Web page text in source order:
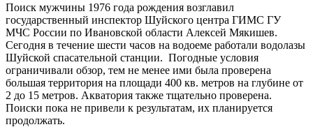
Поиск мужчины 1976 года рождения возглавил
государственный инспектор Шуйского центра ГИМС ГУ
МЧС России по Ивановской области Алексей Мякишев.
Сегодня в течение шести часов на водоеме работали водолазы
Шуйской спасательной станции. Погодные условия
ограничивали обзор, тем не менее ими была проверена
большая территория на площади 400 кв. метров на глубине от
2 до 15 метров. Акватория также тщательно проверена.
Поиски пока не привели к результатам, их планируется
продолжать.